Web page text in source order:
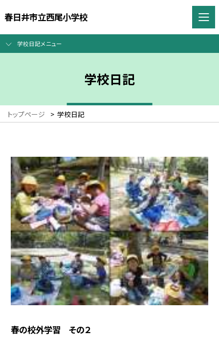
春日井市立西尾小学校
学校日記メニュー
学校日記
トップページ > 学校日記
春の校外学習 その２